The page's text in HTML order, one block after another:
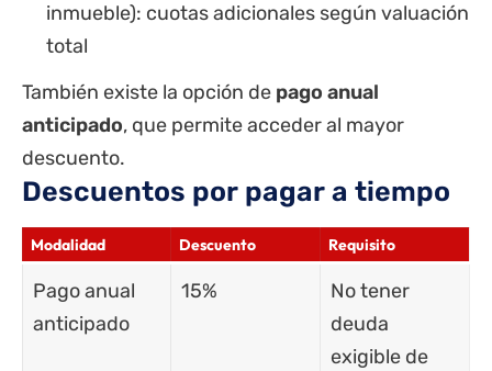
inmueble): cuotas adicionales según valuación
total
También existe la opción de pago anual
anticipado, que permite acceder al mayor
descuento.
Descuentos por pagar a tiempo
Modalidad Descuento Requisito
Pago anual
anticipado
15%
No tener
deuda
exigible de